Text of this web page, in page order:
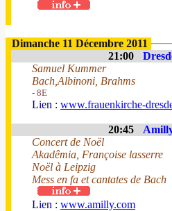
Dimanche 11 Décembre 2011
21:00
Samuel Kummer
Bach,Albinoni, Brahms
- 8E
Lien : www.frauenkirche-
20:45
Concert de Noël
Akadêmia, Françoise lasserre
Noël à Leipzig
Mess en fa et cantates de Bach
Lien : www.amilly.com